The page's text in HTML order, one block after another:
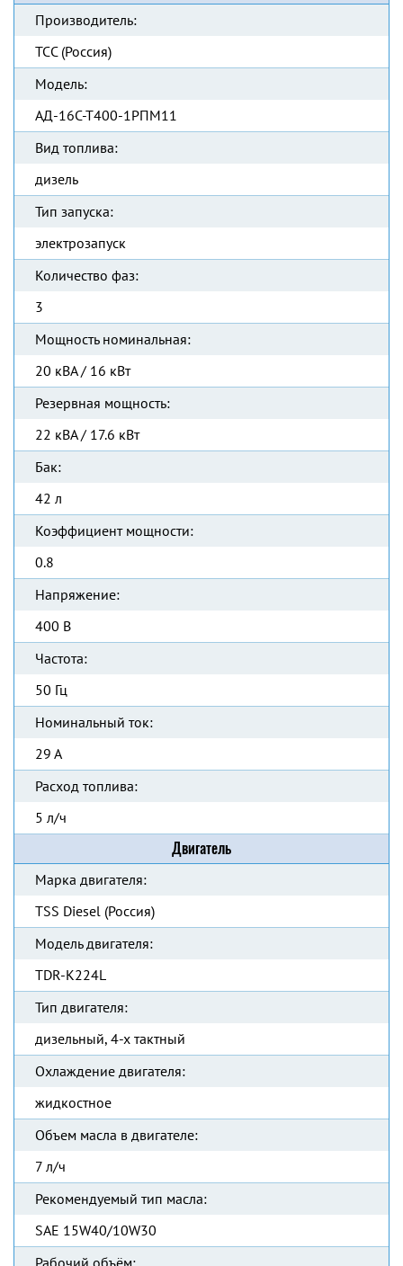
Производитель:
ТСС (Россия)
Модель:
АД-16С-Т400-1РПМ11
Вид топлива:
дизель
Тип запуска:
электрозапуск
Количество фаз:
3
Мощность номинальная:
20 кВА / 16 кВт
Резервная мощность:
22 кВА / 17.6 кВт
Бак:
42 л
Коэффициент мощности:
0.8
Напряжение:
400 В
Частота:
50 Гц
Номинальный ток:
29 А
Расход топлива:
5 л/ч
Двигатель
Марка двигателя:
TSS Diesel (Россия)
Модель двигателя:
TDR-K224L
Тип двигателя:
дизельный, 4-х тактный
Охлаждение двигателя:
жидкостное
Объем масла в двигателе:
7 л/ч
Рекомендуемый тип масла:
SAE 15W40/10W30
Рабочий объём: